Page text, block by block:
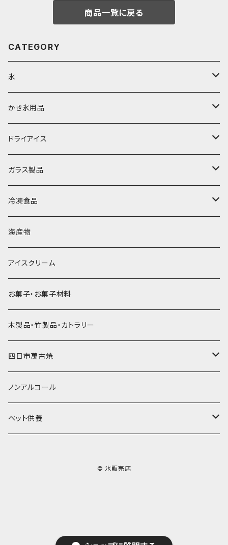
商品一覧に戻る
CATEGORY
氷
富士天然水の氷
丸氷
直径70mm
直径65mm
角氷
砕氷
氷河の氷
氷アイテム
かき氷用品
かき氷シロップ
無果汁1.8Lパック
無果汁1Lパック
無添加瓶シロップ
かき氷機・かき氷器
かき氷カップ
発泡スチロール無地-使い捨て
発泡スチロールプリント柄
かき氷スプーン・スプーンストロー
プラスチック・スプーン
プラスチック・スプーンストロー
コンデンスミルク・練乳・あんこ
かき氷セット
その他かき氷用品
ドライアイス
ドライアイス3ｋｇ
ドライアイス4ｋｇ
ドライアイス5ｋｇ
ドライアイス8ｋｇ
ドライアイス10ｋｇ
ドライアイス15ｋｇ
ドライアイス20ｋｇ
ドライアイス25ｋｇ
ガラス製品
オンザロック・グラス
ビール・グラス
タンブラー
かき氷器
冷凍食品
肉まん・あんまん
パスタ・スパゲッティ
惣菜
海産物
アイスクリーム
お菓子・お菓子材料
木製品・竹製品・カトラリー
四日市萬古焼
土鍋・土釜
一般土鍋
皿・椀・丼・小物
ノンアルコール
ペット供養
葬祭用ドライアイス
© 氷販売店